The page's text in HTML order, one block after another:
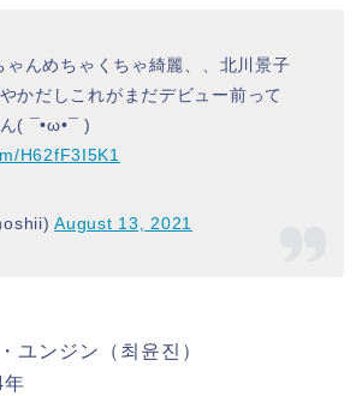
ゃんめちゃくちゃ綺麗、、北川景子
かだしこれがまだデビュー前って
( ¯•ω•¯ )
H62fF3I5K1
August 13, 2021
ユンジン（최윤진）